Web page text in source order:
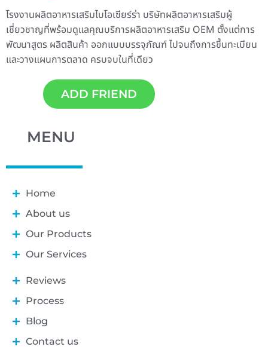
โรงงานผลิตอาหารเสริมไบโอเซียร์ร่า บริษัทผลิตอาหารเสริมผู้
เชี่ยวชาญที่พร้อมดูแลคุณบริการผลิตอาหารเสริม OEM ตั้งแต่การ
พัฒนาสูตร ผลิตสินค้า ออกแบบบรรจุภัณฑ์ ไปจนถึงการขึ้นทะเบียน
และวางแผนการตลาด ครบจบในที่เดียว
ADD FRIEND
MENU
Home
About us
Our Products
Our Services
Reviews
Process
Blog
Contact us